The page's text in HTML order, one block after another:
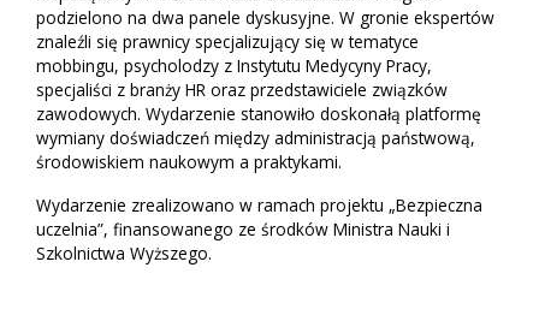
podzielono na dwa panele dyskusyjne. W gronie ekspertów
znaleźli się prawnicy specjalizujący się w tematyce
mobbingu, psycholodzy z Instytutu Medycyny Pracy,
specjaliści z branży HR oraz przedstawiciele związków
zawodowych. Wydarzenie stanowiło doskonałą platformę
wymiany doświadczeń między administracją państwową,
środowiskiem naukowym a praktykami.
Wydarzenie zrealizowano w ramach projektu „Bezpieczna
uczelnia”, finansowanego ze środków Ministra Nauki i
Szkolnictwa Wyższego.